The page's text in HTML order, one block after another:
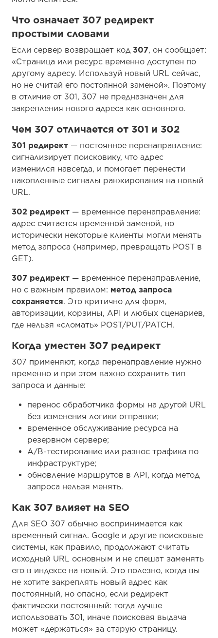
Что означает 307 редирект
простыми словами
Если сервер возвращает код 307, он сообщает:
«Страница или ресурс временно доступен по
другому адресу. Используй новый URL сейчас,
но не считай его постоянной заменой». Поэтому
в отличие от 301, 307 не предназначен для
закрепления нового адреса как основного.
Чем 307 отличается от 301 и 302
301 редирект — постоянное перенаправление:
сигнализирует поисковику, что адрес
изменился навсегда, и помогает перенести
накопленные сигналы ранжирования на новый
URL.
302 редирект — временное перенаправление:
адрес считается временной заменой, но
исторически некоторые клиенты могли менять
метод запроса (например, превращать POST в
GET).
307 редирект — временное перенаправление,
но с важным правилом: метод запроса
сохраняется. Это критично для форм,
авторизации, корзины, API и любых сценариев,
где нельзя «сломать» POST/PUT/PATCH.
Когда уместен 307 редирект
307 применяют, когда перенаправление нужно
временно и при этом важно сохранить тип
запроса и данные:
перенос обработчика формы на другой URL
без изменения логики отправки;
временное обслуживание ресурса на
резервном сервере;
A/B-тестирование или разнос трафика по
инфраструктуре;
обновление маршрутов в API, когда метод
запроса нельзя менять.
Как 307 влияет на SEO
Для SEO 307 обычно воспринимается как
временный сигнал. Google и другие поисковые
системы, как правило, продолжают считать
исходный URL основным и не спешат заменять
его в индексе на новый. Это полезно, когда вы
не хотите закреплять новый адрес как
постоянный, но опасно, если редирект
фактически постоянный: тогда лучше
использовать 301, иначе поисковая выдача
может «держаться» за старую страницу.